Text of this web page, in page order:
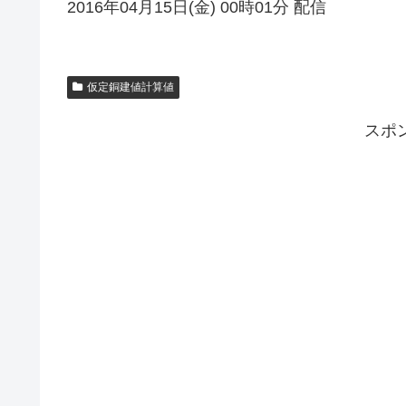
2016年04月15日(金) 00時01分 配信
仮定銅建値計算値
スポ